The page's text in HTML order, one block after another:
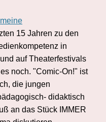
meine
15 Jahren zu den
in
auf Theaterfestivals
noch. "Comic-On!" ist
die jungen
didaktisch
an das Stück IMMER